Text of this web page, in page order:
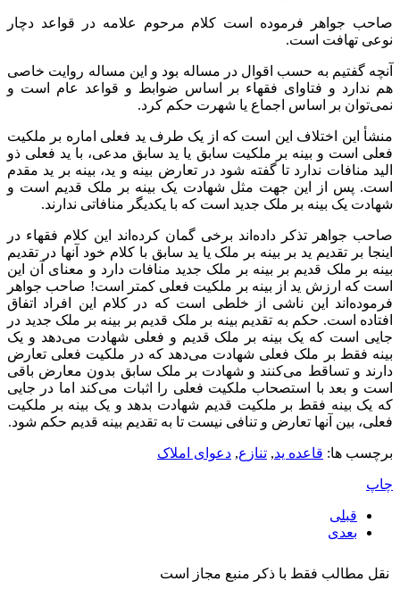
صاحب جواهر فرموده است کلام مرحوم علامه در قواعد دچار
نوعی تهافت است.
آنچه گفتیم به حسب اقوال در مساله بود و این مساله روایت خاصی
هم ندارد و فتاوای فقهاء بر اساس ضوابط و قواعد عام است و
نمی‌توان بر اساس اجماع یا شهرت حکم کرد.
منشأ این اختلاف این است که از یک طرف ید فعلی اماره بر ملکیت
فعلی است و بینه بر ملکیت سابق یا ید سابق مدعی، با ید فعلی ذو
الید منافات ندارد تا گفته شود در تعارض بینه و ید، بینه بر ید مقدم
است. پس از این جهت مثل شهادت یک بینه بر ملک قدیم است و
شهادت یک بینه بر ملک جدید است که با یکدیگر منافاتی ندارند.
صاحب جواهر تذکر داده‌اند برخی گمان کرده‌اند این کلام فقهاء در
اینجا بر تقدیم ید بر بینه بر ملک یا ید سابق با کلام خود آنها در تقدیم
بینه بر ملک قدیم بر بینه بر ملک جدید منافات دارد و معنای آن این
است که ارزش ید از بینه بر ملکیت فعلی کمتر است! صاحب جواهر
فرموده‌اند این ناشی از خلطی است که در کلام این افراد اتفاق
افتاده است. حکم به تقدیم بینه بر ملک قدیم بر بینه بر ملک جدید در
جایی است که یک بینه بر ملک قدیم و فعلی شهادت می‌دهد و یک
بینه فقط بر ملک فعلی شهادت می‌دهد که در ملکیت فعلی تعارض
دارند و تساقط می‌کنند و شهادت بر ملک سابق بدون معارض باقی
است و بعد با استصحاب ملکیت فعلی را اثبات می‌کند اما در جایی
که یک بینه فقط بر ملکیت قدیم شهادت بدهد و یک بینه بر ملکیت
فعلی، بین آنها تعارض و تنافی نیست تا به تقدیم بینه قدیم حکم شود.
برچسب ها: قاعده ید, تنازع, دعوای املاک
چاپ
قبلی
بعدی
نقل مطالب فقط با ذکر منبع مجاز است